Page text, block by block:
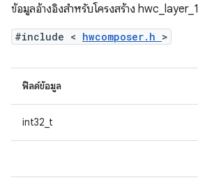
ข้อมูลอ้างอิงสำหรับโครงสร้าง hwc_layer_1
#include < hwcomposer.h >
ฟิลด์ข้อมูล
int32_t